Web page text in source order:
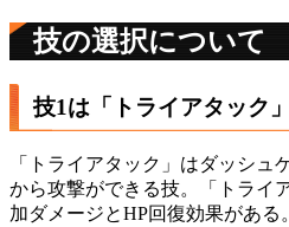
技の選択について
技1は「トライアタック
「トライアタック」はダッシュ
から攻撃ができる技。「トライ
加ダメージとHP回復効果がある